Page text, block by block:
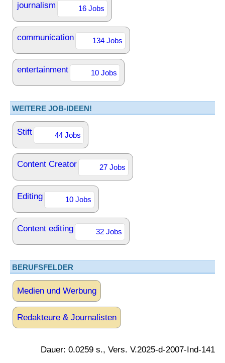
journalism 16 Jobs
communication 134 Jobs
entertainment 10 Jobs
WEITERE JOB-IDEEN!
Stift 44 Jobs
Content Creator 27 Jobs
Editing 10 Jobs
Content editing 32 Jobs
BERUFSFELDER
Medien und Werbung
Redakteure & Journalisten
Dauer: 0.0259 s., Vers. V.2025-d-2007-Ind-141